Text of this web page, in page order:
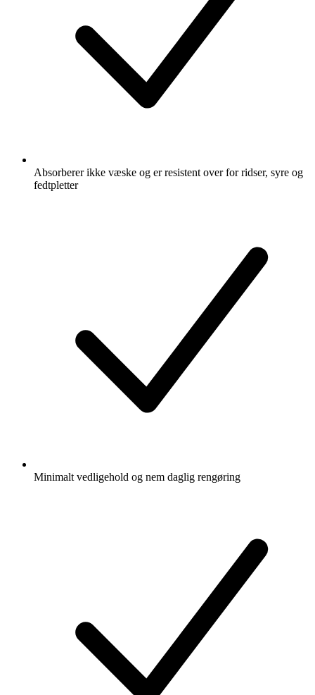
Absorberer ikke væske og er resistent over for ridser, syre og
fedtpletter
Minimalt vedligehold og nem daglig rengøring